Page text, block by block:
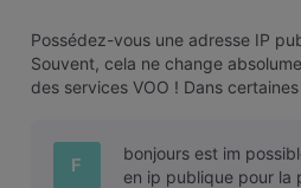
Possédez-vous une adresse IP
Souvent, cela ne change
des services VOO ! Dans
? Pour conn
F
bonjours est im
en ip publique pour la